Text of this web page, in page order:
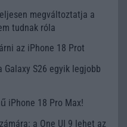
megváltoztatja a
tudnak róla
az iPhone 18 Prot
Galaxy S26 egyik legjobb
iPhone 18 Pro Max!
a One UI 9 lehet az